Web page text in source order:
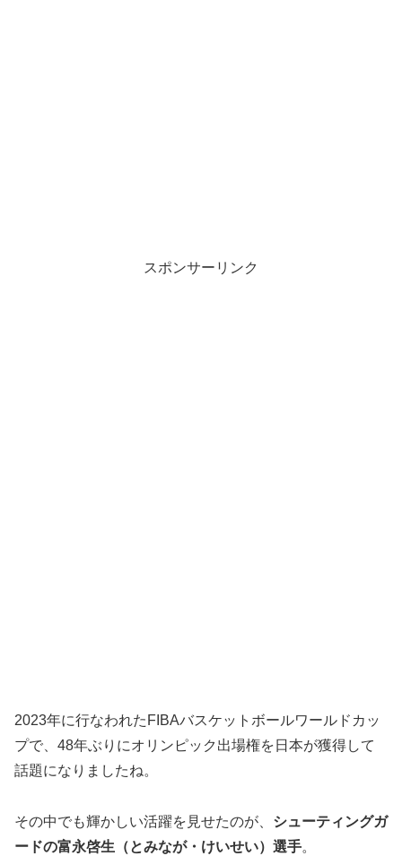
スポンサーリンク
2023年に行なわれたFIBAバスケットボールワールドカッ
プで、48年ぶりにオリンピック出場権を日本が獲得して
話題になりましたね。
その中でも輝かしい活躍を見せたのが、 シューティングガ
ードの富永啓生（とみなが・けいせい）選手。